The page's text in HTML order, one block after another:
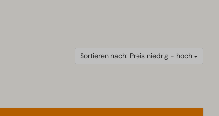
Sortieren nach: Preis niedrig - hoch